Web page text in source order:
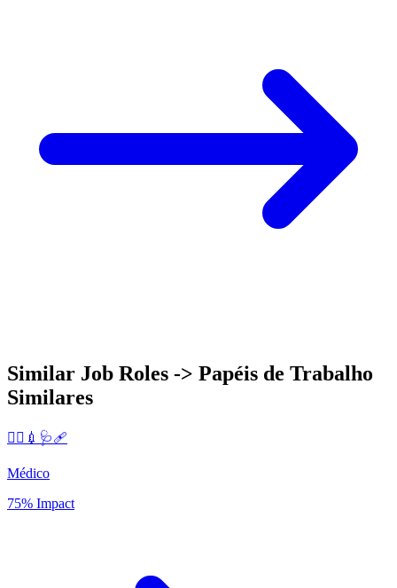
Similar Job Roles -> Papéis de Trabalho
Similares
👨‍⚕️💉🩺🩹
Médico
75% Impact